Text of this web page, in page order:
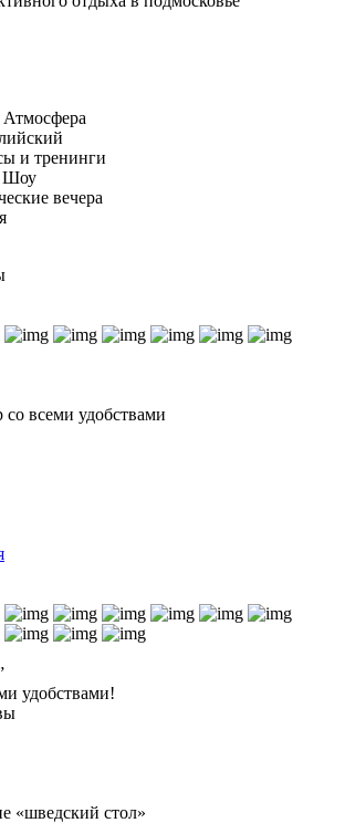
Атмосфера
и тренинги
Шоу
вечера
всеми удобствами
удобствами!
«шведский стол»